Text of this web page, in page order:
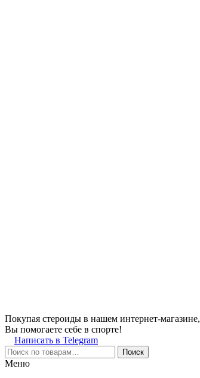
Покупая стероиды в нашем интернет-магазине,
Вы помогаете себе в спорте!
Написать в Telegram
Поиск
Меню